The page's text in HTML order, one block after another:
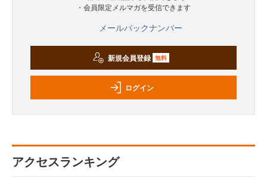
・会員限定メルマガを受信できます
メールバックナンバー
新規会員登録 無料
ログイン
アクセスランキング